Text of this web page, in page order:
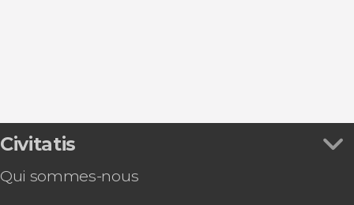
Civitatis
Qui sommes-nous